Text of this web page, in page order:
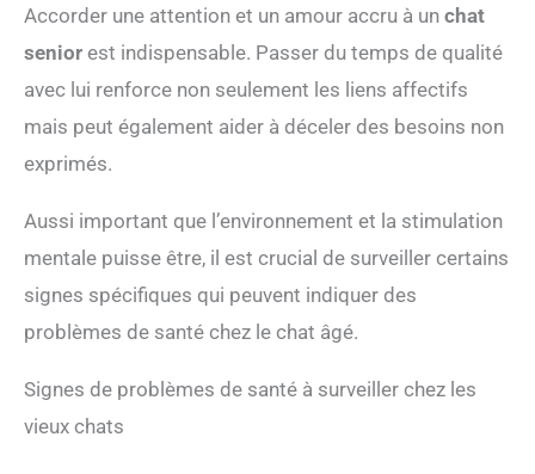
Accorder une attention et un amour accru à un chat
senior est indispensable. Passer du temps de qualité
avec lui renforce non seulement les liens affectifs
mais peut également aider à déceler des besoins non
exprimés.
Aussi important que l’environnement et la stimulation
mentale puisse être, il est crucial de surveiller certains
signes spécifiques qui peuvent indiquer des
problèmes de santé chez le chat âgé.
Signes de problèmes de santé à surveiller chez les
vieux chats